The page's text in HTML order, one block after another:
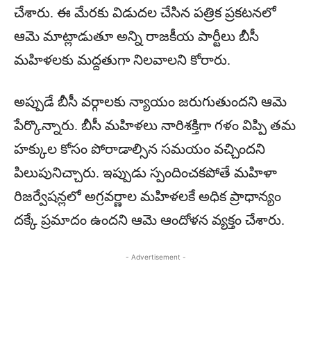
చేశారు. ఈ మేరకు విడుదల చేసిన పత్రిక ప్రకటనలో
ఆమె మాట్లాడుతూ అన్ని రాజకీయ పార్టీలు బీసీ
మహిళలకు మద్దతుగా నిలవాలని కోరారు.
అప్పుడే బీసీ వర్గాలకు న్యాయం జరుగుతుందని ఆమె
పేర్కొన్నారు. బీసీ మహిళలు నారిశక్తిగా గళం విప్పి తమ
హక్కుల కోసం పోరాడాల్సిన సమయం వచ్చిందని
పిలుపునిచ్చారు. ఇప్పుడు స్పందించకపోతే మహిళా
రిజర్వేషన్లలో అగ్రవర్ణాల మహిళలకే అధిక ప్రాధాన్యం
దక్కే ప్రమాదం ఉందని ఆమె ఆందోళన వ్యక్తం చేశారు.
- Advertisement -